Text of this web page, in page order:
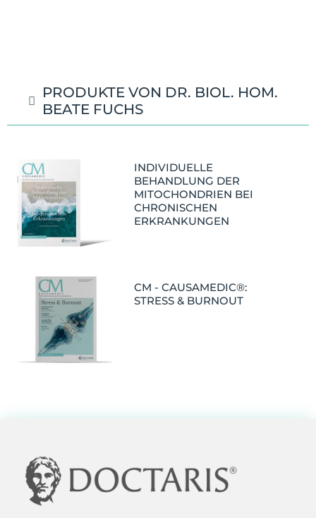
PRODUKTE VON DR. BIOL. HOM.
BEATE FUCHS
INDIVIDUELLE
BEHANDLUNG DER
MITOCHONDRIEN BEI
CHRONISCHEN
ERKRANKUNGEN
CM - CAUSAMEDIC®:
STRESS & BURNOUT